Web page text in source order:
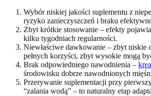
Wybór niskiej jakości suplementu z
ryzyko zanieczyszczeń i braku
Zbyt krótkie stosowanie – efekty
kilku tygodniach regularności.
Niewłaściwe dawkowanie – zbyt niskie
pełnych korzyści, zbyt wysokie mogą
Brak odpowiedniego nawodnienia –
środowisku dobrze nawodnionych
Przerywanie suplementacji przy
“zalania wodą” – to naturalny etap